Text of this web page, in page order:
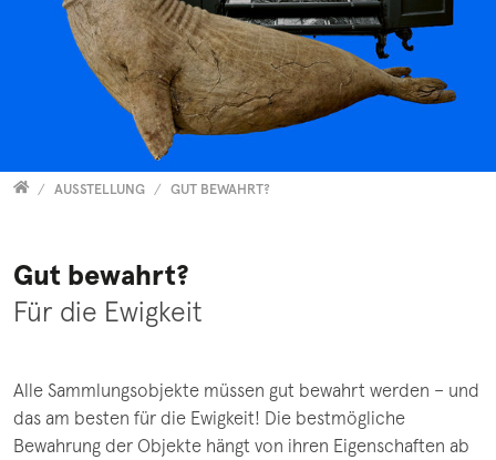
Versammelt
AUSSTELLUNG GUT BEWAHRT?
Gut bewahrt?
Für die Ewigkeit
Alle Sammlungsobjekte müssen gut bewahrt werden – und
das am besten für die Ewigkeit! Die bestmögliche
Bewahrung der Objekte hängt von ihren Eigenschaften ab